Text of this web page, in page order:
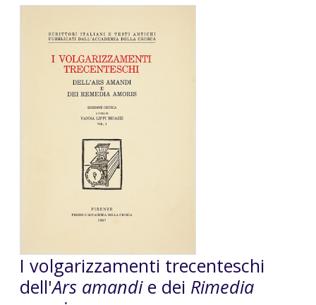
I volgarizzamenti trecenteschi
dell'Ars amandie dei Rimedia